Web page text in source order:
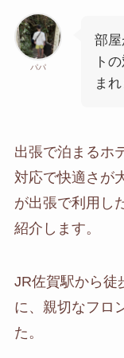
パパ
部
ト
ま
出張で泊まるホ
対応で快適さが
が出張で利用し
紹介します。
JR佐賀駅から徒
に、親切なフロ
た。